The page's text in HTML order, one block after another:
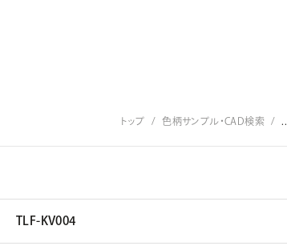
トップ 色柄サンプル・CAD検索
TLF-KV004